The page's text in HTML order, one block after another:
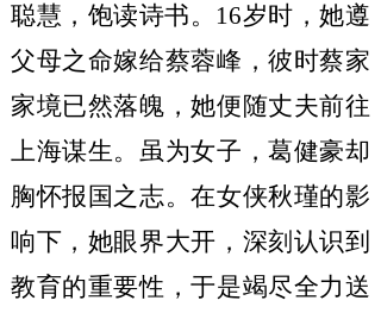
聪慧，饱读诗书。 16岁时，她遵
父母之命嫁给蔡蓉峰，彼时蔡家
家境已然落魄，她便随丈夫前往
上海谋生。虽为女子，葛健豪却
胸怀报国之志。在女侠秋瑾的影
响下，她眼界大开，深刻认识到
教育的重要性，于是竭尽全力送